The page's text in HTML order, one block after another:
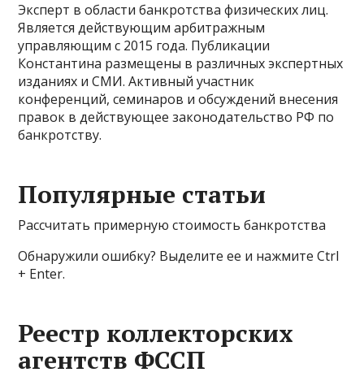
Эксперт в области банкротства физических лиц.
Является действующим арбитражным
управляющим с 2015 года. Публикации
Константина размещены в различных экспертных
изданиях и СМИ. Активный участник
конференций, семинаров и обсуждений внесения
правок в действующее законодательство РФ по
банкротству.
Популярные статьи
Рассчитать примерную стоимость банкротства
Обнаружили ошибку? Выделите ее и нажмите Ctrl
+ Enter.
Реестр коллекторских
агентств ФССП